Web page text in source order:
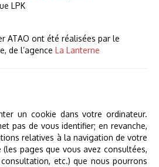
LPK
ATAO ont été réalisées par le
de l’agence La Lanterne
un cookie dans votre ordinateur.
pas de vous identifier; en revanche,
relatives à la navigation de votre
pages que vous avez consultées,
etc.) que nous pourrons